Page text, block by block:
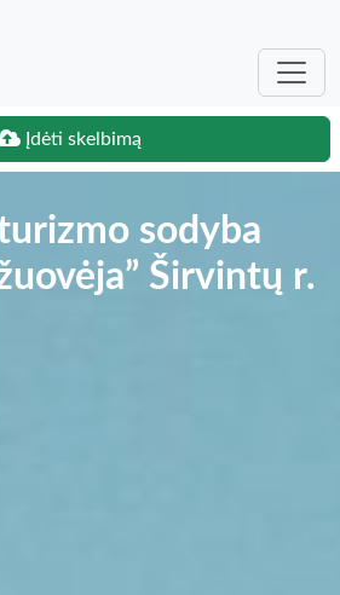
Įdėti skelbimą
sodyba
Širvintų r.